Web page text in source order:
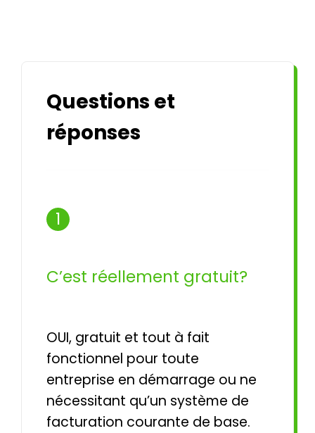
Questions et
réponses
1
C’est réellement gratuit?
OUI, gratuit et tout à fait
fonctionnel pour toute
entreprise en démarrage ou ne
nécessitant qu’un système de
facturation courante de base.